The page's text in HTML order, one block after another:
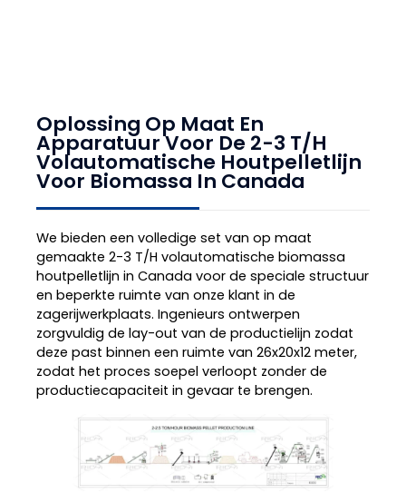
Oplossing Op Maat En
Apparatuur Voor De 2-3 T/H
Volautomatische Houtpelletlijn
Voor Biomassa In Canada
We bieden een volledige set van op maat
gemaakte 2-3 T/H volautomatische biomassa
houtpelletlijn in Canada voor de speciale structuur
en beperkte ruimte van onze klant in de
zagerijwerkplaats. Ingenieurs ontwerpen
zorgvuldig de lay-out van de productielijn zodat
deze past binnen een ruimte van 26x20x12 meter,
zodat het proces soepel verloopt zonder de
productiecapaciteit in gevaar te brengen.